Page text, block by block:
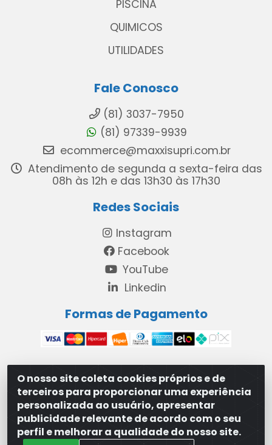
O nosso site coleta cookies próprios e de
terceiros para proporcionar uma experiência
personalizada ao usuário, apresentar
publicidade relevante de acordo com o seu
perfil e melhorar a qualidade do nosso site.
PISCINA
QUIMICOS
UTILIDADES
Fale Conosco
(81) 3037-7950
(81) 97339-9939
ecommerce@maxxisupri.com.br
Atendimento de segunda a sexta-feira das
08h às 12h e das 13h30 às 17h30
Redes Sociais
Instagram
Facebook
YouTube
Linkedin
Formas de Pagamento
MAXXISUPRI COMÉRCIO DE SANEANTES LTDA - Avenida
Antônio Cabral de Souza, 2872 - Maranguape II -
Paulista/PE - CEP 53.421-420 - 31.329.180/0001-83